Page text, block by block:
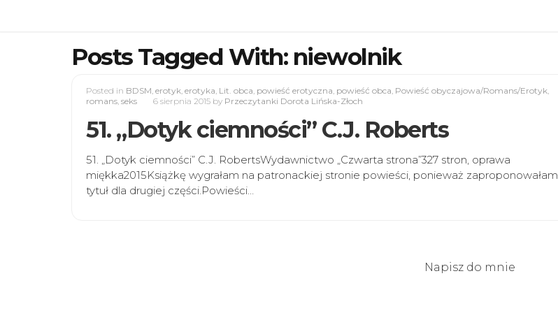
Posts Tagged With: niewolnik
Posted in BDSM, erotyk, erotyka, Lit. obca, powieść erotyczna, powieść obca, Powieść obyczajowa/Romans/Erotyk,
romans, seks 6 sierpnia 2015 by Przeczytanki Dorota Lińska-Złoch
51. „Dotyk ciemności” C.J. Roberts
51. „Dotyk ciemności” C.J. RobertsWydawnictwo „Czwarta strona”327 stron, oprawa
miękka2015Książkę wygrałam na patronackiej stronie powieści, ponieważ zaproponowałam
tytuł dla drugiej części.Powieści…
Napisz do mnie